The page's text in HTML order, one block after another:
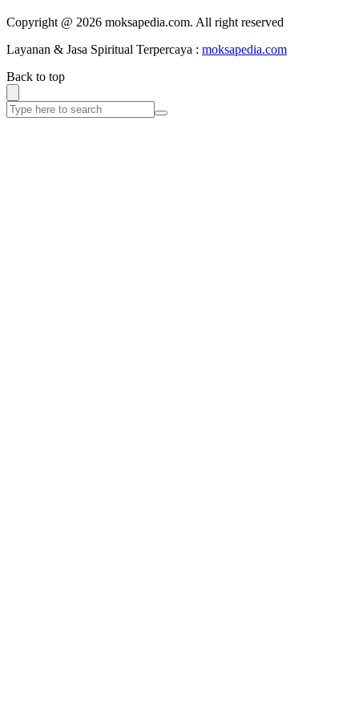
Copyright @ 2026 moksapedia.com. All right reserved
Layanan & Jasa Spiritual Terpercaya : moksapedia.com
Back to top